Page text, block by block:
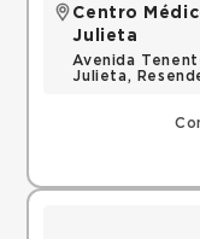
Centro
Julieta
Avenida
Julieta,